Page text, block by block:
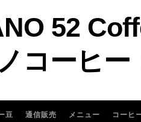
52
コーヒー
豆 通信販売 メニュー コーヒ